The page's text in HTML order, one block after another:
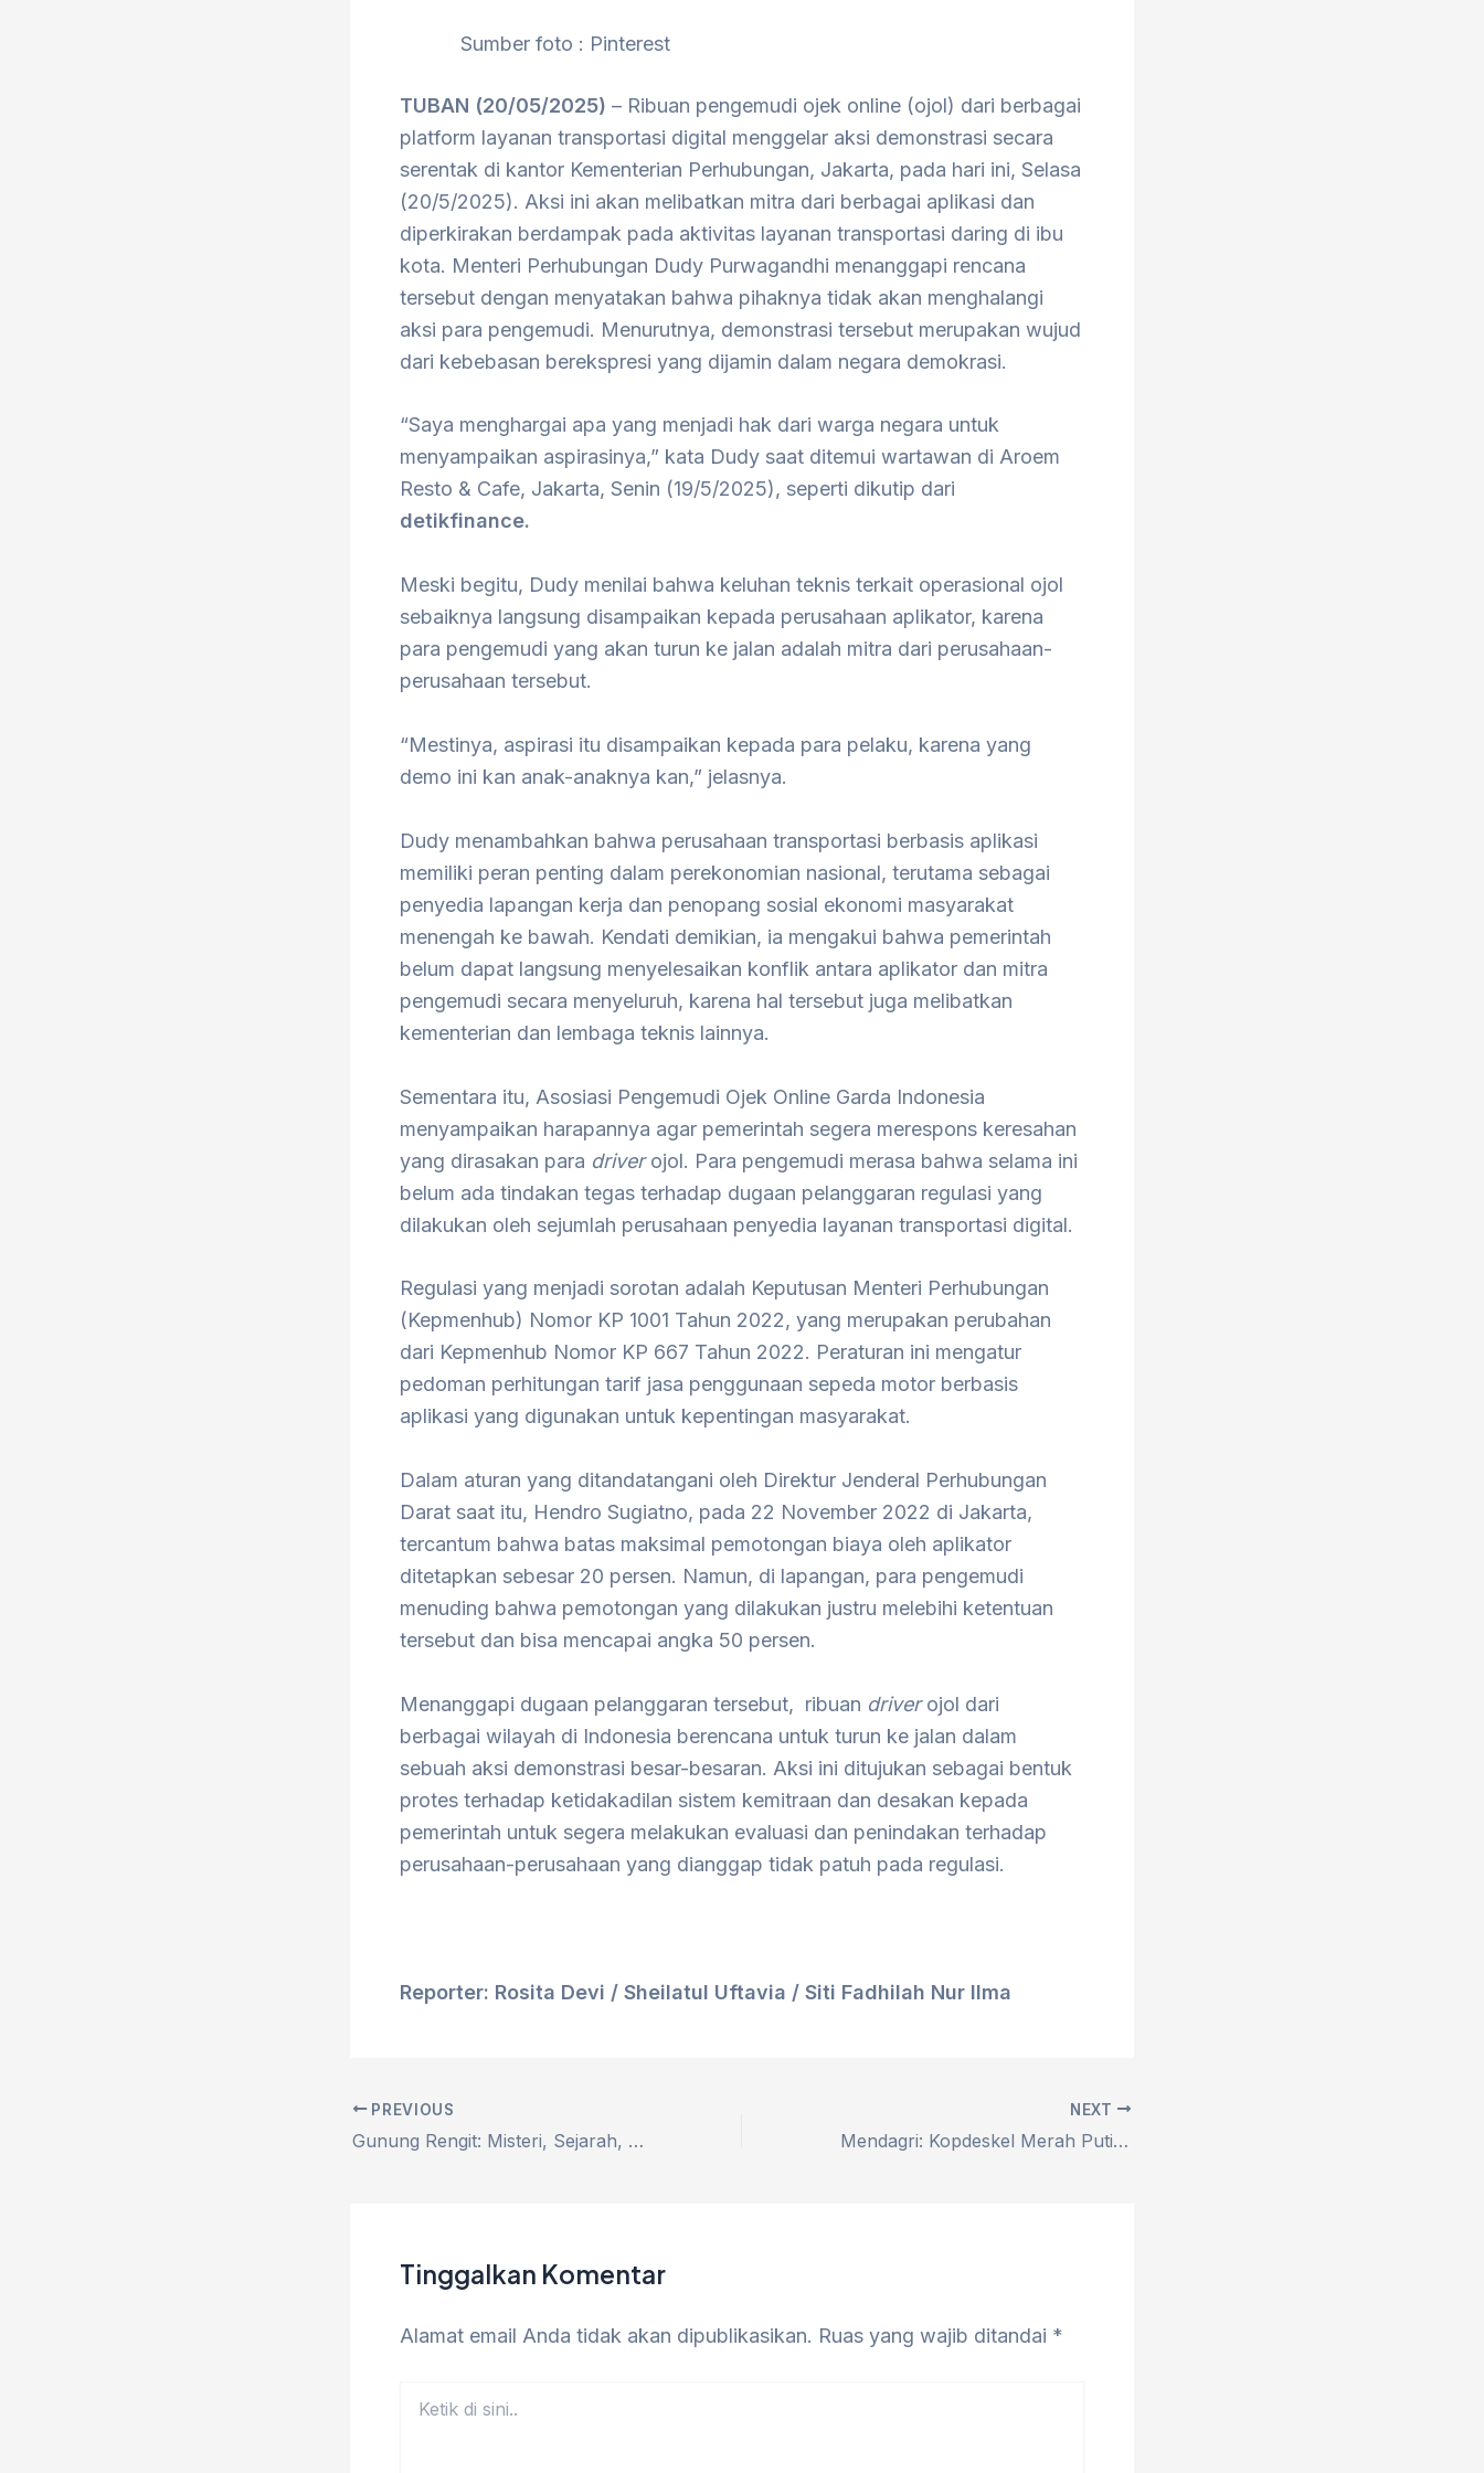
Sumber foto : Pinterest
TUBAN (20/05/2025) – Ribuan pengemudi ojek online (ojol) dari berbagai
platform layanan transportasi digital menggelar aksi demonstrasi secara
serentak di kantor Kementerian Perhubungan, Jakarta, pada hari ini, Selasa
(20/5/2025). Aksi ini akan melibatkan mitra dari berbagai aplikasi dan
diperkirakan berdampak pada aktivitas layanan transportasi daring di ibu
kota. Menteri Perhubungan Dudy Purwagandhi menanggapi rencana
tersebut dengan menyatakan bahwa pihaknya tidak akan menghalangi
aksi para pengemudi. Menurutnya, demonstrasi tersebut merupakan wujud
dari kebebasan berekspresi yang dijamin dalam negara demokrasi.
“Saya menghargai apa yang menjadi hak dari warga negara untuk
menyampaikan aspirasinya,” kata Dudy saat ditemui wartawan di Aroem
Resto & Cafe, Jakarta, Senin (19/5/2025), seperti dikutip dari
detikfinance.
Meski begitu, Dudy menilai bahwa keluhan teknis terkait operasional ojol
sebaiknya langsung disampaikan kepada perusahaan aplikator, karena
para pengemudi yang akan turun ke jalan adalah mitra dari perusahaan-
perusahaan tersebut.
“Mestinya, aspirasi itu disampaikan kepada para pelaku, karena yang
demo ini kan anak-anaknya kan,” jelasnya.
Dudy menambahkan bahwa perusahaan transportasi berbasis aplikasi
memiliki peran penting dalam perekonomian nasional, terutama sebagai
penyedia lapangan kerja dan penopang sosial ekonomi masyarakat
menengah ke bawah. Kendati demikian, ia mengakui bahwa pemerintah
belum dapat langsung menyelesaikan konflik antara aplikator dan mitra
pengemudi secara menyeluruh, karena hal tersebut juga melibatkan
kementerian dan lembaga teknis lainnya.
Sementara itu, Asosiasi Pengemudi Ojek Online Garda Indonesia
menyampaikan harapannya agar pemerintah segera merespons keresahan
yang dirasakan para driverojol. Para pengemudi merasa bahwa selama ini
belum ada tindakan tegas terhadap dugaan pelanggaran regulasi yang
dilakukan oleh sejumlah perusahaan penyedia layanan transportasi digital.
Regulasi yang menjadi sorotan adalah Keputusan Menteri Perhubungan
(Kepmenhub) Nomor KP 1001 Tahun 2022, yang merupakan perubahan
dari Kepmenhub Nomor KP 667 Tahun 2022. Peraturan ini mengatur
pedoman perhitungan tarif jasa penggunaan sepeda motor berbasis
aplikasi yang digunakan untuk kepentingan masyarakat.
Dalam aturan yang ditandatangani oleh Direktur Jenderal Perhubungan
Darat saat itu, Hendro Sugiatno, pada 22 November 2022 di Jakarta,
tercantum bahwa batas maksimal pemotongan biaya oleh aplikator
ditetapkan sebesar 20 persen. Namun, di lapangan, para pengemudi
menuding bahwa pemotongan yang dilakukan justru melebihi ketentuan
tersebut dan bisa mencapai angka 50 persen.
Menanggapi dugaan pelanggaran tersebut, ribuan driverojol dari
berbagai wilayah di Indonesia berencana untuk turun ke jalan dalam
sebuah aksi demonstrasi besar-besaran. Aksi ini ditujukan sebagai bentuk
protes terhadap ketidakadilan sistem kemitraan dan desakan kepada
pemerintah untuk segera melakukan evaluasi dan penindakan terhadap
perusahaan-perusahaan yang dianggap tidak patuh pada regulasi.
Reporter: Rosita Devi / Sheilatul Uftavia / Siti Fadhilah Nur Ilma
PREVIOUS
Gunung Rengit: Misteri, Sejarah, dan Wisata Religi di Desa Rejeng
NEXT
Mendagri: Kopdeskel Merah Putih Kunci Perkuat Pembangunan dan Serap Jutaan Tenaga Kerja Desa
Tinggalkan Komentar
Alamat email Anda tidak akan dipublikasikan. Ruas yang wajib ditandai *